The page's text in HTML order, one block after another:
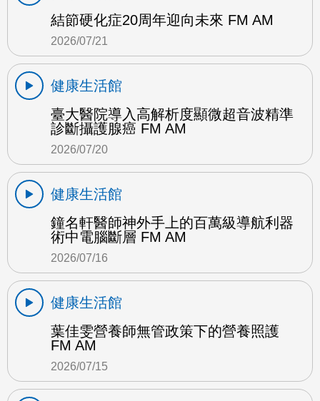
結節硬化症20周年迎向未來 FM AM
2026/07/21
健康生活館
臺大醫院導入高解析度顯微超音波精準
診斷攝護腺癌 FM AM
2026/07/20
健康生活館
鐘名軒醫師神外手上的百萬級導航利器
術中電腦斷層 FM AM
2026/07/16
健康生活館
葉佳雯營養師無管政策下的營養照護
FM AM
2026/07/15